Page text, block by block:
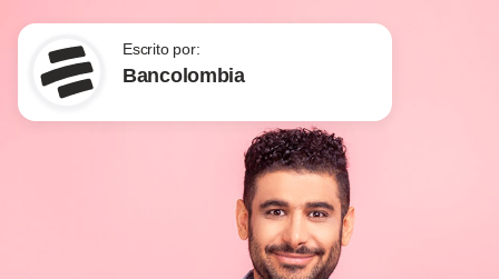
Escrito por:
Bancolombia